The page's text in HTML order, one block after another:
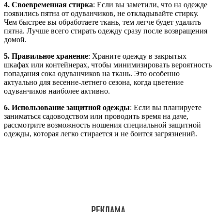
4. Своевременная стирка: Если вы заметили, что на одежде
появились пятна от одуванчиков, не откладывайте стирку.
Чем быстрее вы обработаете ткань, тем легче будет удалить
пятна. Лучше всего стирать одежду сразу после возвращения
домой.
5. Правильное хранение: Храните одежду в закрытых
шкафах или контейнерах, чтобы минимизировать вероятность
попадания сока одуванчиков на ткань. Это особенно
актуально для весенне-летнего сезона, когда цветение
одуванчиков наиболее активно.
6. Использование защитной одежды: Если вы планируете
заниматься садоводством или проводить время на даче,
рассмотрите возможность ношения специальной защитной
одежды, которая легко стирается и не боится загрязнений.